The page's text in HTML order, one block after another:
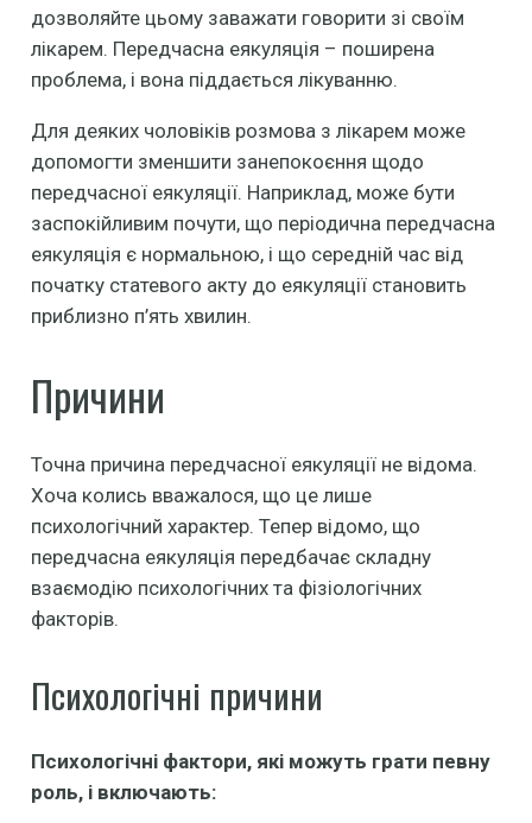
дозволяйте цьому заважати говорити зі своїм
лікарем. Передчасна еякуляція – поширена
проблема, і вона піддається лікуванню.
Для деяких чоловіків розмова з лікарем може
допомогти зменшити занепокоєння щодо
передчасної еякуляції. Наприклад, може бути
заспокійливим почути, що періодична передчасна
еякуляція є нормальною, і що середній час від
початку статевого акту до еякуляції становить
приблизно п’ять хвилин.
Причини
Точна причина передчасної еякуляції не відома.
Хоча колись вважалося, що це лише
психологічний характер. Тепер відомо, що
передчасна еякуляція передбачає складну
взаємодію психологічних та фізіологічних
факторів.
Психологічні причини
Психологічні фактори, які можуть грати певну
роль, і включають: